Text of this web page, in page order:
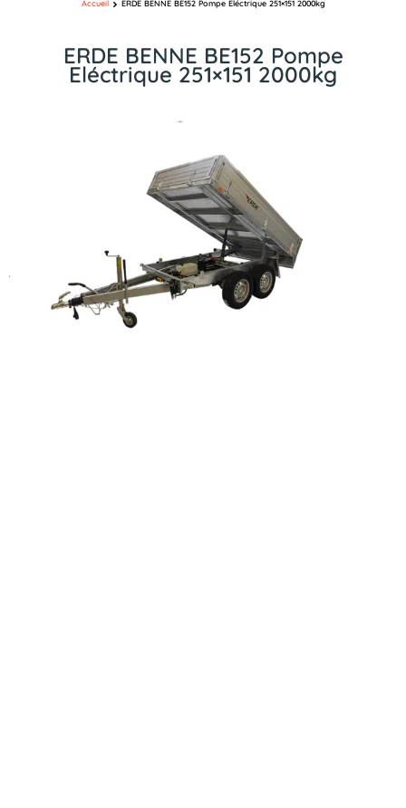
ERDE BENNE BE152 Pompe
Eléctrique 251×151 2000kg
Accueil ERDE BENNE BE152 Pompe Eléctrique 251×151 2000kg